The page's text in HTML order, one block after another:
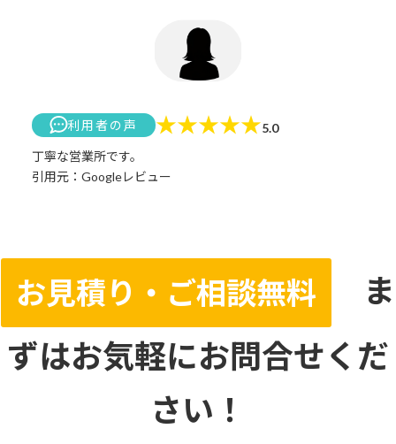
利用者の声 ★★★★★5.0
丁寧な営業所です。
引用元：Googleレビュー
お見積り・ご相談無料
ま
ずはお気軽にお問合せくだ
さい！